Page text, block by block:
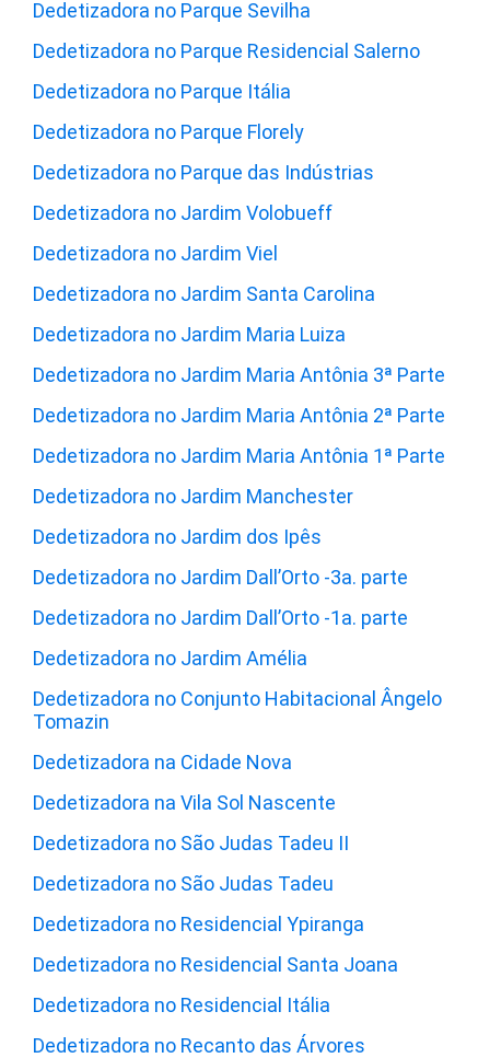
Dedetizadora no Parque Sevilha
Dedetizadora no Parque Residencial Salerno
Dedetizadora no Parque Itália
Dedetizadora no Parque Florely
Dedetizadora no Parque das Indústrias
Dedetizadora no Jardim Volobueff
Dedetizadora no Jardim Viel
Dedetizadora no Jardim Santa Carolina
Dedetizadora no Jardim Maria Luiza
Dedetizadora no Jardim Maria Antônia 3ª Parte
Dedetizadora no Jardim Maria Antônia 2ª Parte
Dedetizadora no Jardim Maria Antônia 1ª Parte
Dedetizadora no Jardim Manchester
Dedetizadora no Jardim dos Ipês
Dedetizadora no Jardim Dall’Orto -3a. parte
Dedetizadora no Jardim Dall’Orto -1a. parte
Dedetizadora no Jardim Amélia
Dedetizadora no Conjunto Habitacional Ângelo
Tomazin
Dedetizadora na Cidade Nova
Dedetizadora na Vila Sol Nascente
Dedetizadora no São Judas Tadeu II
Dedetizadora no São Judas Tadeu
Dedetizadora no Residencial Ypiranga
Dedetizadora no Residencial Santa Joana
Dedetizadora no Residencial Itália
Dedetizadora no Recanto das Árvores